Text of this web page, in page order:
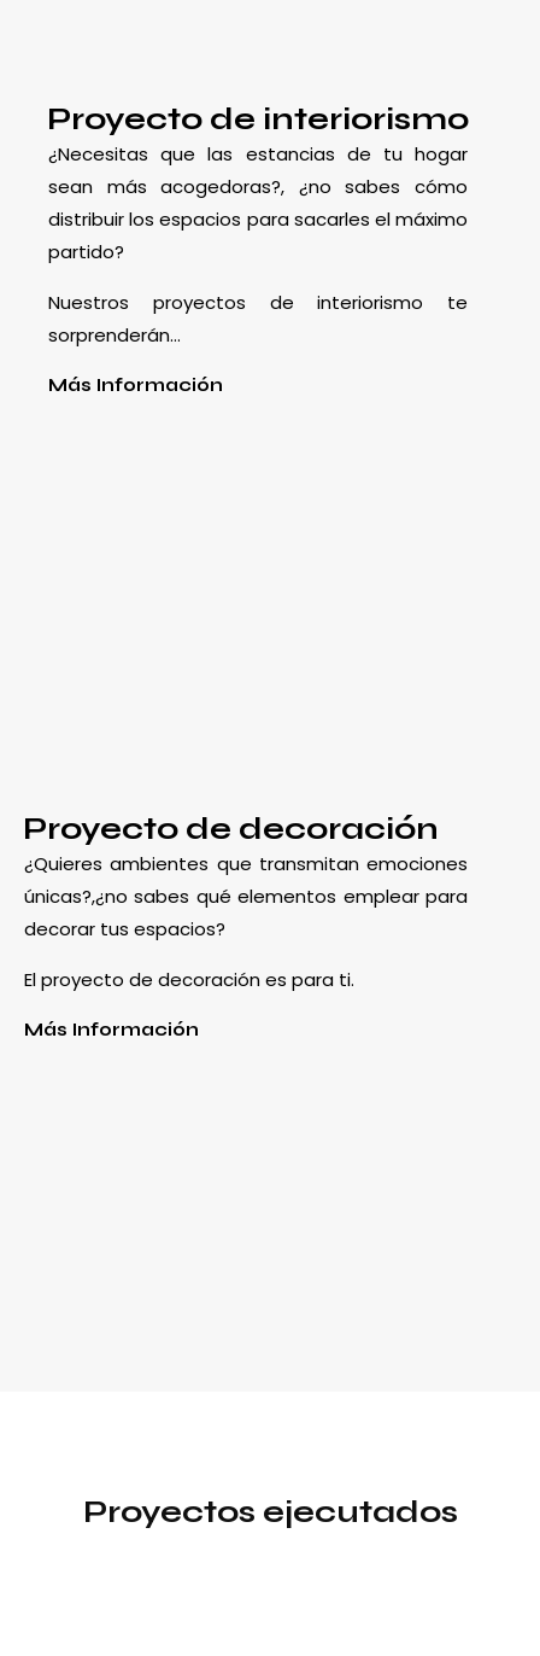
Proyecto de interiorismo
¿Necesitas que las estancias de tu hogar
sean más acogedoras?, ¿no sabes cómo
distribuir los espacios para sacarles el máximo
partido?
Nuestros proyectos de interiorismo te
sorprenderán…
Más Información
Proyecto de decoración
¿Quieres ambientes que transmitan emociones
únicas?,¿no sabes qué elementos emplear para
decorar tus espacios?
El proyecto de decoración es para ti.
Más Información
Proyectos ejecutados